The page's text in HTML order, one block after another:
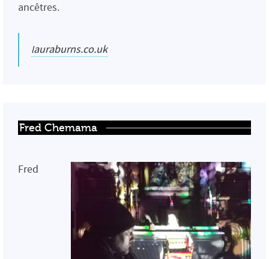
ancêtres.
lauraburns.co.uk
Fred Chemama
Fred